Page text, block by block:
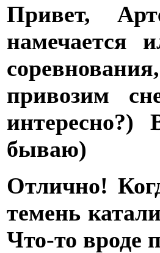
Привет,
намечается
привозим
бываю)
Отлично!
темень
Что-то вроде